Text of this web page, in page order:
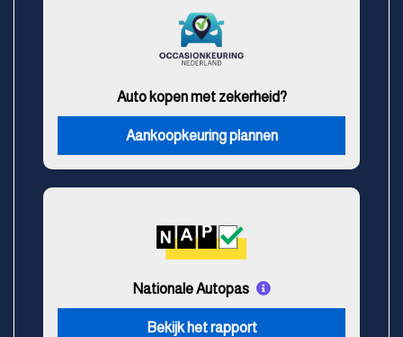
Auto kopen met zekerheid?
Aankoopkeuring plannen
Nationale Autopas
Bekijk het rapport